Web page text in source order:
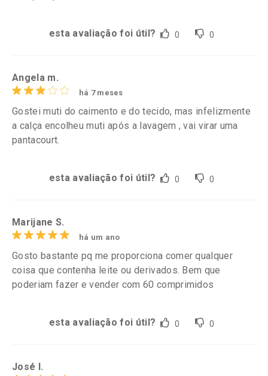
esta avaliação foi útil? 0 0
Angela m.
há 7 meses
Gostei muti do caimento e do tecido, mas infelizmente
a calça encolheu muti após a lavagem , vai virar uma
pantacourt.
esta avaliação foi útil? 0 0
Marijane S.
há um ano
Gosto bastante pq me proporciona comer qualquer
coisa que contenha leite ou derivados. Bem que
poderiam fazer e vender com 60 comprimidos
esta avaliação foi útil? 0 0
José l.